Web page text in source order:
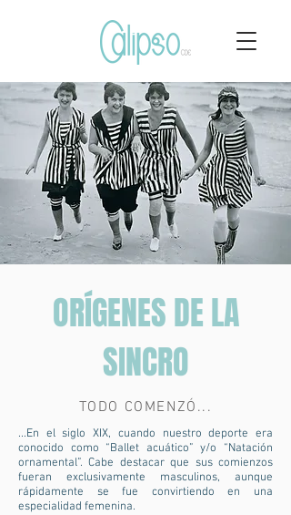
ORÍGENES DE LA
SINCRO
TODO COMENZÓ...
...En el siglo XIX, cuando nuestro deporte era
conocido como “Ballet acuático” y/o “Natación
ornamental”. Cabe destacar que sus comienzos
fueran exclusivamente masculinos, aunque
rápidamente se fue convirtiendo en una
especialidad femenina.